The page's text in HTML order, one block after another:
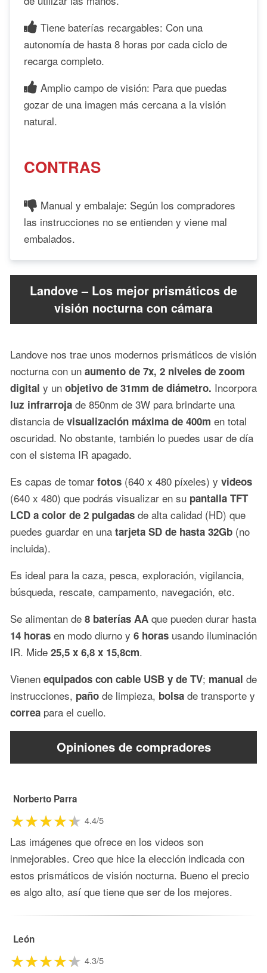
Tiene baterías recargables: Con una
autonomía de hasta 8 horas por cada ciclo de
recarga completo.
Amplio campo de visión: Para que puedas
gozar de una imagen más cercana a la visión
natural.
CONTRAS
Manual y embalaje: Según los compradores
las instrucciones no se entienden y viene mal
embalados.
Landove – Los mejor prismáticos de
visión nocturna con cámara
Landove nos trae unos modernos prismáticos de visión
nocturna con un aumento de 7x, 2 niveles de zoom
digital y un objetivo de 31mm de diámetro. Incorpora
luz infrarroja de 850nm de 3W para brindarte una
distancia de visualización máxima de 400m en total
oscuridad. No obstante, también lo puedes usar de día
con el sistema IR apagado.
Es capas de tomar fotos (640 x 480 píxeles) y videos
(640 x 480) que podrás visualizar en su pantalla TFT
LCD a color de 2 pulgadas de alta calidad (HD) que
puedes guardar en una tarjeta SD de hasta 32Gb (no
incluida).
Es ideal para la caza, pesca, exploración, vigilancia,
búsqueda, rescate, campamento, navegación, etc.
Se alimentan de 8 baterías AA que pueden durar hasta
14 horas en modo diurno y 6 horas usando iluminación
IR. Mide 25,5 x 6,8 x 15,8cm.
Vienen equipados con cable USB y de TV; manual de
instrucciones, paño de limpieza, bolsa de transporte y
correa para el cuello.
Opiniones de compradores
Norberto Parra
4.4/5
Las imágenes que ofrece en los videos son
inmejorables. Creo que hice la elección indicada con
estos prismáticos de visión nocturna. Bueno el precio
es algo alto, así que tiene que ser de los mejores.
León
4.3/5